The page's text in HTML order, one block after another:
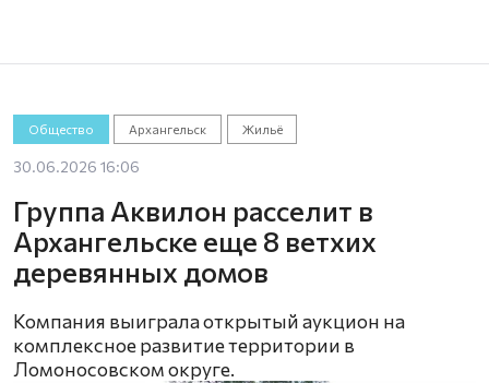
Общество Архангельск Жильё
30.06.2026 16:06
Группа Аквилон расселит в
Архангельске еще 8 ветхих
деревянных домов
Компания выиграла открытый аукцион на
комплексное развитие территории в
Ломоносовском округе.